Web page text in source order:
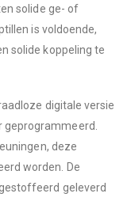
solide ge- of
is voldoende,
solide koppeling te
digitale versie
geprogrammeerd.
deze
worden. De
geleverd